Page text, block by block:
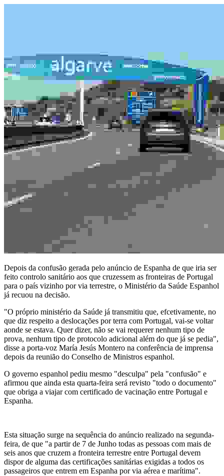
Depois da confusão gerada pelo anúncio de Espanha de que iria ser
feito controlo sanitário aos que cruzessem as fronteiras de Portugal
para o país vizinho por via terrestre, o Ministério da Saúde Espanhol
já recuou na decisão.
"O próprio ministério da Saúde já transmitiu que, efcetivamente, no
que diz respeito a deslocações por terra com Portugal, vai-se voltar
aonde se estava. Quer dizer, não se vai requerer nenhum tipo de
prova, nenhum tipo de protocolo adicional além do que já se pedia",
disse a porta-voz María Jesús Montero na conferência de imprensa
depois da reunião do Conselho de Ministros espanhol.
O governo espanhol pediu mesmo "desculpa" pela "confusão" e
afirmou que ainda esta quarta-feira será revisto "todo o documento"
que obriga a viajar com certificado de vacinação entre Portugal e
Espanha.
Esta situação surge na sequência do anúncio realizado na segunda-
feira, de que "a partir de 7 de Junho todas as pessoas com mais de
seis anos que cruzem a fronteira terrestre entre Portugal devem
dispor de alguma das certificações sanitárias exigidas a todos os
passageiros que entrem em Espanha por via aérea e marítima".